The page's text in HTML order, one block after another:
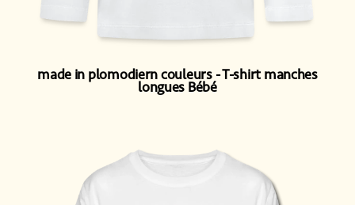
made in plomodiern couleurs T-shirt manches
longues Bébé